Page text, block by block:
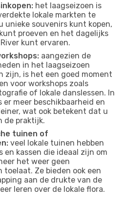
het laagseizoen is
lokale markten te
unieke souvenirs kunt kopen,
proeven en het dagelijks
kunt ervaren.
aangezien de
in het laagseizoen
zijn, is het een goed moment
voor workshops zoals
of lokale danslessen. In
er meer beschikbaarheid en
wat ook betekent dat u
de praktijk.
tuinen of
veel lokale tuinen hebben
en kassen die ideaal zijn om
het weer geen
Ze bieden ook een
aan de drukte van de
leren over de lokale flora.